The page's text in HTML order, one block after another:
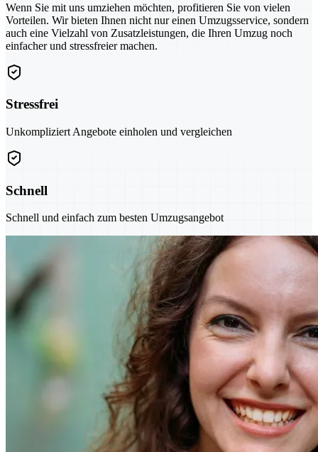
Wenn Sie mit uns umziehen möchten, profitieren Sie von vielen
Vorteilen. Wir bieten Ihnen nicht nur einen Umzugsservice, sondern
auch eine Vielzahl von Zusatzleistungen, die Ihren Umzug noch
einfacher und stressfreier machen.
Stressfrei
Unkompliziert Angebote einholen und vergleichen
Schnell
Schnell und einfach zum besten Umzugsangebot